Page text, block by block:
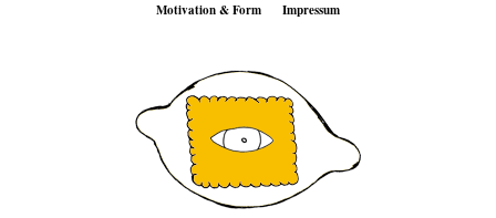
Motivation & Form Impressum